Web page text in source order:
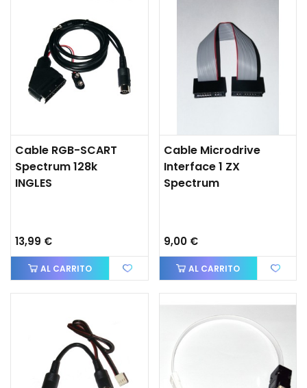
Cable RGB-SCART
Spectrum 128k
INGLES
13,99 €
AL CARRITO
Cable Microdrive
Interface 1 ZX
Spectrum
9,00 €
AL CARRITO